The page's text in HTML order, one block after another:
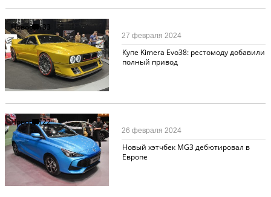
Новости33
Купе Kimera Evo38: рестомоду добавили
полный привод
27 февраля 2024
Новости22
Новый хэтчбек MG3 дебютировал в
Европе
26 февраля 2024